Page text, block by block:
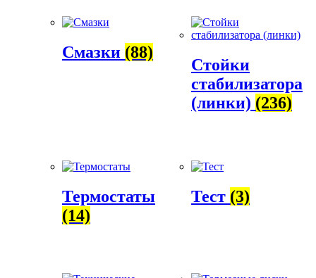
Смазки (88)
Стойки
стабилизатора
(линки) (236)
Термостаты
(14)
Тест (3)